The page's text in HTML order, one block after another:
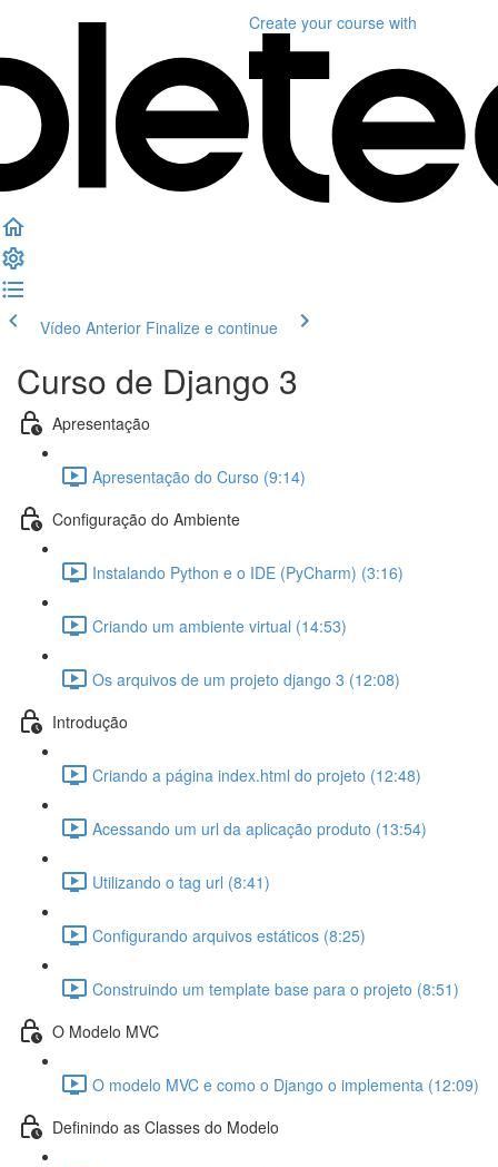
Create your course with
Vídeo Anterior Finalize e continue
Curso de Django 3
Apresentação
Apresentação do Curso (9:14)
Configuração do Ambiente
Instalando Python e o IDE (PyCharm) (3:16)
Criando um ambiente virtual (14:53)
Os arquivos de um projeto django 3 (12:08)
Introdução
Criando a página index.html do projeto (12:48)
Acessando um url da aplicação produto (13:54)
Utilizando o tag url (8:41)
Configurando arquivos estáticos (8:25)
Construindo um template base para o projeto (8:51)
O Modelo MVC
O modelo MVC e como o Django o implementa (12:09)
Definindo as Classes do Modelo